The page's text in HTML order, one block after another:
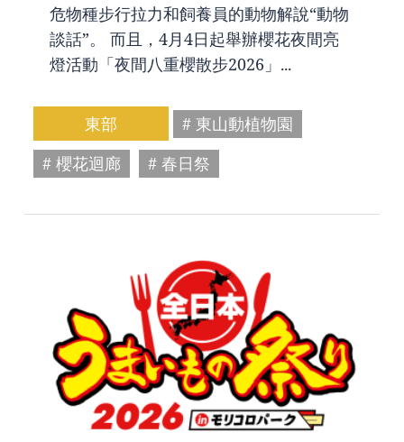
危物種步行拉力和飼養員的動物解說“動物
談話”。 而且，4月4日起舉辦櫻花夜間亮
燈活動「夜間八重櫻散步2026」...
東部
# 東山動植物園
# 櫻花迴廊
# 春日祭